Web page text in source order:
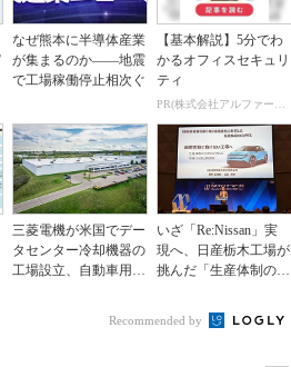
なぜ熊本に半導体産業
が集まるのか――地震
で工場稼働停止相次ぐ
【基本解説】5分でわ
かるオフィスセキュリ
ティ
三菱電機が米国でデー
タセンター冷却機器の
工場設立、自動車用電
いざ「Re:Nissan」実
現へ、日産栃木工場が
挑んだ「生産体制の比
Recommended by